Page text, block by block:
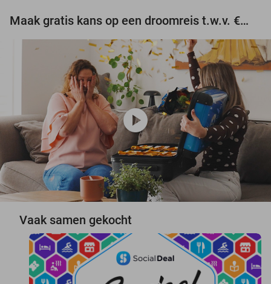
Maak gratis kans op een droomreis t.w.v. €3.000!
play_circle
Vaak samen gekocht